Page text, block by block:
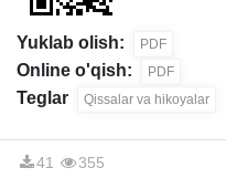
Yuklab olish: PDF
Online o'qish: PDF
Teglar Qissalar va hikoyalar
41 355